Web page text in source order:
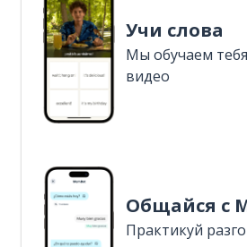
Учи слова
Мы обучаем
видео
Общайся с
Практикуй